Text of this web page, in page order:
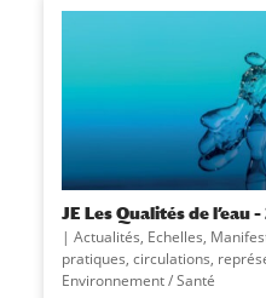
JE Les Qualités de l’eau
Actualités, Echelles,
pratiques, circulations,
Environnement / Santé